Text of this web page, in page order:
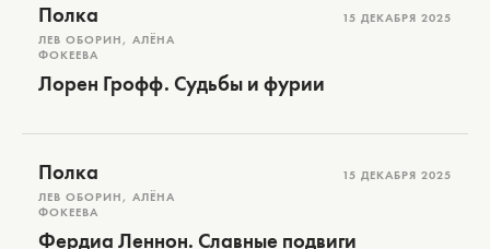
Полка
ЛЕВ ОБОРИН, АЛЁНА
ФОКЕЕВА
15 ДЕКАБРЯ 2025
Лорен Грофф. Судьбы и фурии
Полка
ЛЕВ ОБОРИН, АЛЁНА
ФОКЕЕВА
15 ДЕКАБРЯ 2025
Фердиа Леннон. Славные подвиги